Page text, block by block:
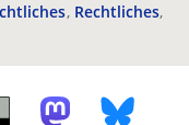
Rechtliches